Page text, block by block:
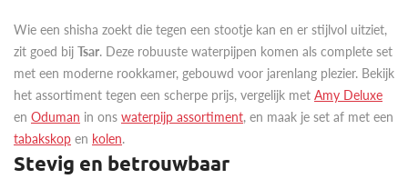
Wie een shisha zoekt die tegen een stootje kan en er stijlvol uitziet,
zit goed bij Tsar. Deze robuuste waterpijpen komen als complete set
met een moderne rookkamer, gebouwd voor jarenlang plezier. Bekijk
het assortiment tegen een scherpe prijs, vergelijk met Amy Deluxe
en Oduman in ons waterpijp assortiment, en maak je set af met een
tabakskop en kolen.
Stevig en betrouwbaar